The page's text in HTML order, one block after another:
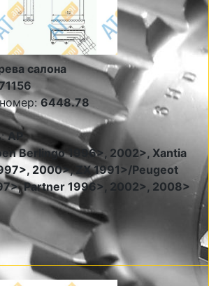
салона
6448.78
AP
Berlingo 1996>, 2002>, Xantia
2000>, ZX 1991>/Peugeot
Partner 1996>, 2002>, 2008>